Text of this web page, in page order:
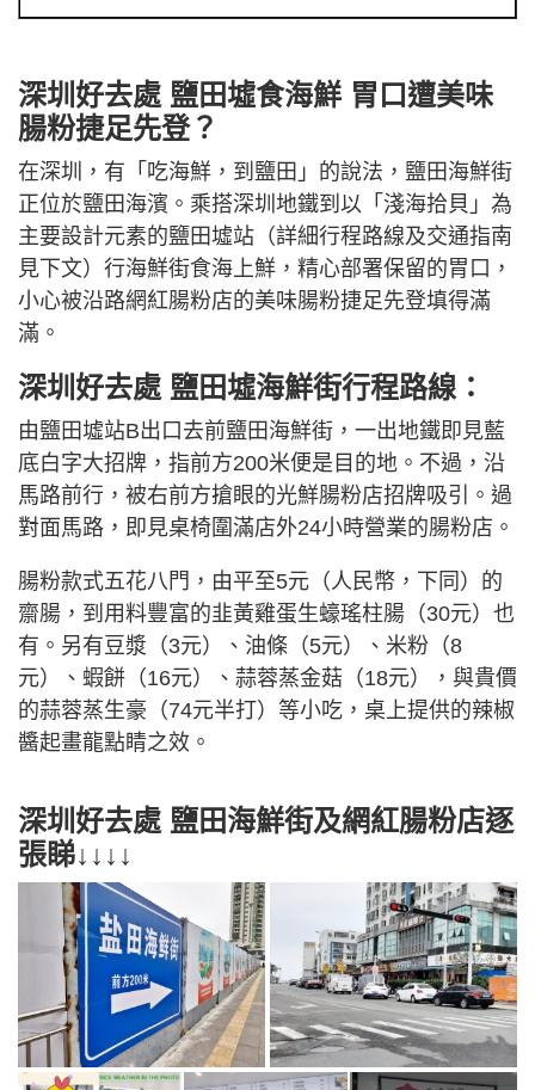
深圳好去處 鹽田墟食海鮮 胃口遭美味
腸粉捷足先登？
在深圳，有「吃海鮮，到鹽田」的說法，鹽田海鮮街
正位於鹽田海濱。乘搭深圳地鐵到以「淺海拾貝」為
主要設計元素的鹽田墟站（詳細行程路線及交通指南
見下文）行海鮮街食海上鮮，精心部署保留的胃口，
小心被沿路網紅腸粉店的美味腸粉捷足先登填得滿
滿。
深圳好去處 鹽田墟海鮮街行程路線：
由鹽田墟站B出口去前鹽田海鮮街，一出地鐵即見藍
底白字大招牌，指前方200米便是目的地。不過，沿
馬路前行，被右前方搶眼的光鮮腸粉店招牌吸引。過
對面馬路，即見桌椅圍滿店外24小時營業的腸粉店。
腸粉款式五花八門，由平至5元（人民幣，下同）的
齋腸，到用料豐富的韭黃雞蛋生蠔瑤柱腸（30元）也
有。另有豆漿（3元）、油條（5元）、米粉（8
元）、蝦餅（16元）、蒜蓉蒸金菇（18元），與貴價
的蒜蓉蒸生豪（74元半打）等小吃，桌上提供的辣椒
醬起畫龍點睛之效。
深圳好去處 鹽田海鮮街及網紅腸粉店逐
張睇↓↓↓↓